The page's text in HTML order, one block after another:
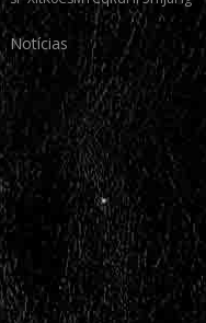
Notícias